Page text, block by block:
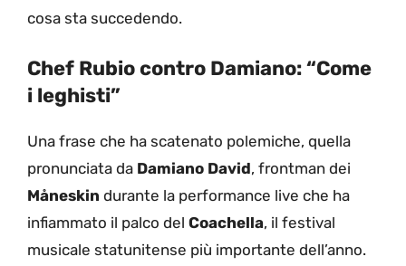
cosa sta succedendo.
Chef Rubio contro Damiano: “Come
i leghisti”
Una frase che ha scatenato polemiche, quella
pronunciata da Damiano David, frontman dei
Måneskin durante la performance live che ha
infiammato il palco del Coachella, il festival
musicale statunitense più importante dell’anno.